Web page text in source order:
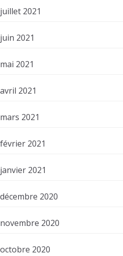
juillet 2021
juin 2021
mai 2021
avril 2021
mars 2021
février 2021
janvier 2021
décembre 2020
novembre 2020
octobre 2020